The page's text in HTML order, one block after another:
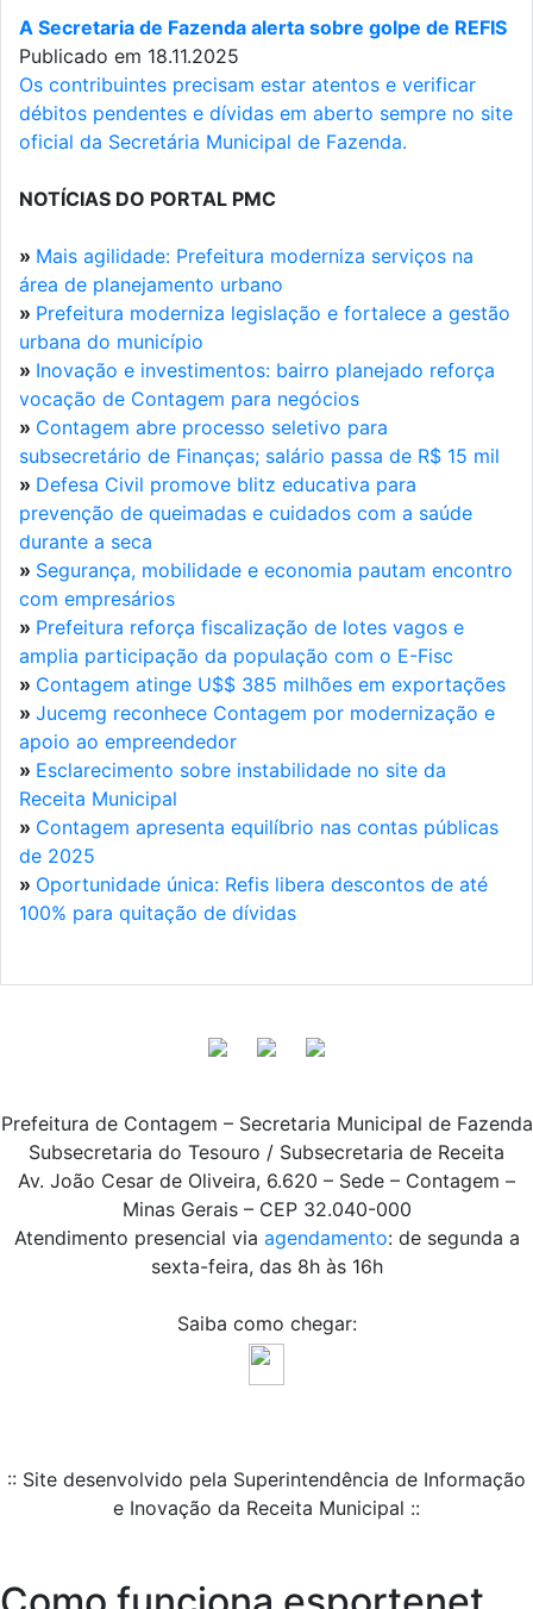
A Secretaria de Fazenda alerta sobre golpe de REFIS
Publicado em 18.11.2025
Os contribuintes precisam estar atentos e verificar
débitos pendentes e dívidas em aberto sempre no site
oficial da Secretária Municipal de Fazenda.
NOTÍCIAS DO PORTAL PMC
» Mais agilidade: Prefeitura moderniza serviços na
área de planejamento urbano
» Prefeitura moderniza legislação e fortalece a gestão
urbana do município
» Inovação e investimentos: bairro planejado reforça
vocação de Contagem para negócios
» Contagem abre processo seletivo para
subsecretário de Finanças; salário passa de R$ 15 mil
» Defesa Civil promove blitz educativa para
prevenção de queimadas e cuidados com a saúde
durante a seca
» Segurança, mobilidade e economia pautam encontro
com empresários
» Prefeitura reforça fiscalização de lotes vagos e
amplia participação da população com o E-Fisc
» Contagem atinge U$$ 385 milhões em exportações
» Jucemg reconhece Contagem por modernização e
apoio ao empreendedor
» Esclarecimento sobre instabilidade no site da
Receita Municipal
» Contagem apresenta equilíbrio nas contas públicas
de 2025
» Oportunidade única: Refis libera descontos de até
100% para quitação de dívidas
Prefeitura de Contagem – Secretaria Municipal de Fazenda
Subsecretaria do Tesouro / Subsecretaria de Receita
Av. João Cesar de Oliveira, 6.620 – Sede – Contagem –
Minas Gerais – CEP 32.040-000
Atendimento presencial via agendamento: de segunda a
sexta-feira, das 8h às 16h
Saiba como chegar:
:: Site desenvolvido pela Superintendência de Informação
e Inovação da Receita Municipal ::